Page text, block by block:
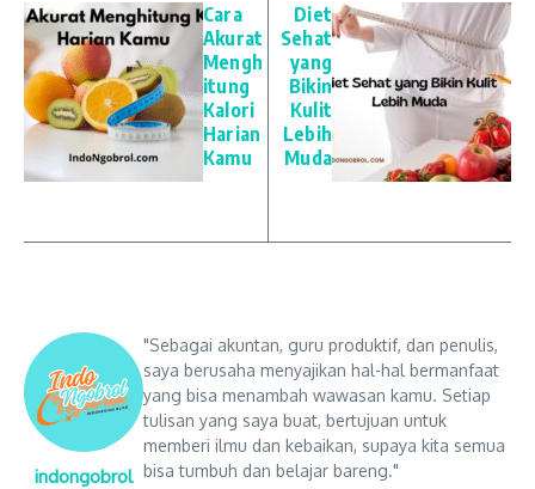
Cara
Akurat
Mengh
itung
Kalori
Harian
Kamu
Diet
Sehat
yang
Bikin
Kulit
Lebih
Muda
indongobrol
"Sebagai akuntan, guru produktif, dan penulis,
saya berusaha menyajikan hal-hal bermanfaat
yang bisa menambah wawasan kamu. Setiap
tulisan yang saya buat, bertujuan untuk
memberi ilmu dan kebaikan, supaya kita semua
bisa tumbuh dan belajar bareng."